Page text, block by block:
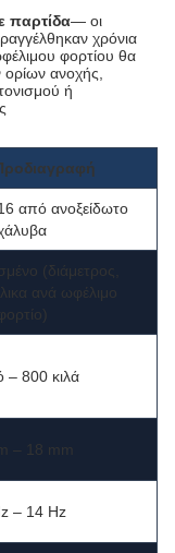
παρτίδα— οι
χρόνια
φορτίου θα
ορίων ανοχής,
ή
από ανοξείδωτο
(διάμετρος,
ανά ωφέλιμο
– 800 κιλά
– 18 mm
– 14 Hz